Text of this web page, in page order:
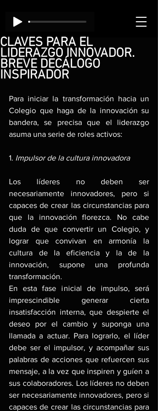
CLAVES PARA EL
LIDERAZGO INNOVADOR.
BREVE DECÁLOGO
INSPIRADOR
Para iniciar la transformación hacia un
Colegio que haga de la innovación su
bandera, se precisa que el liderazgo
asuma una serie de roles activos:
1. Impulsor de la cultura innovadora
Los líderes no deben ser
necesariamente innovadores, pero si
capaces de crear las circunstancias para
que la innovación florezca. No cabe
duda de que convertir un Colegio, y
lograr que convivan en armonía la
cultura de la eficiencia y la de la
innovación, supone una profunda
transformación.
En esta fase inicial de impulso, será
imprescindible generar cierta
insatisfacción interna, que despierte el
deseo por el cambio y suponga una
llamada a actuar. Para lograrlo, el líder
debe ser el impulsor, y acompañar sus
palabras de acciones que refuercen sus
mensaje, a la vez que inspiren y guíen a
sus colaboradores. Los líderes no deben
ser necesariamente innovadores, pero si
capaces de crear las circunstancias para